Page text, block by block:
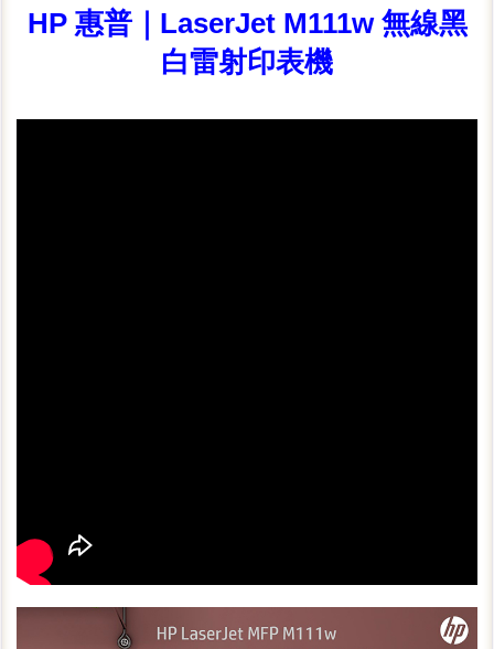
HP 惠普｜LaserJet M111w 無線黑
白雷射印表機